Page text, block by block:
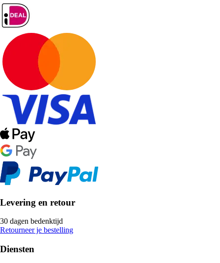
Levering en retour
30 dagen bedenktijd
Retourneer je bestelling
Diensten